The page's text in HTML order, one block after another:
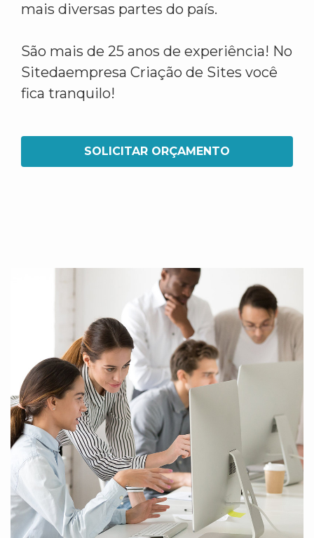
mais diversas partes do país.
São mais de 25 anos de experiência! No
Sitedaempresa Criação de Sites você
fica tranquilo!
SOLICITAR ORÇAMENTO